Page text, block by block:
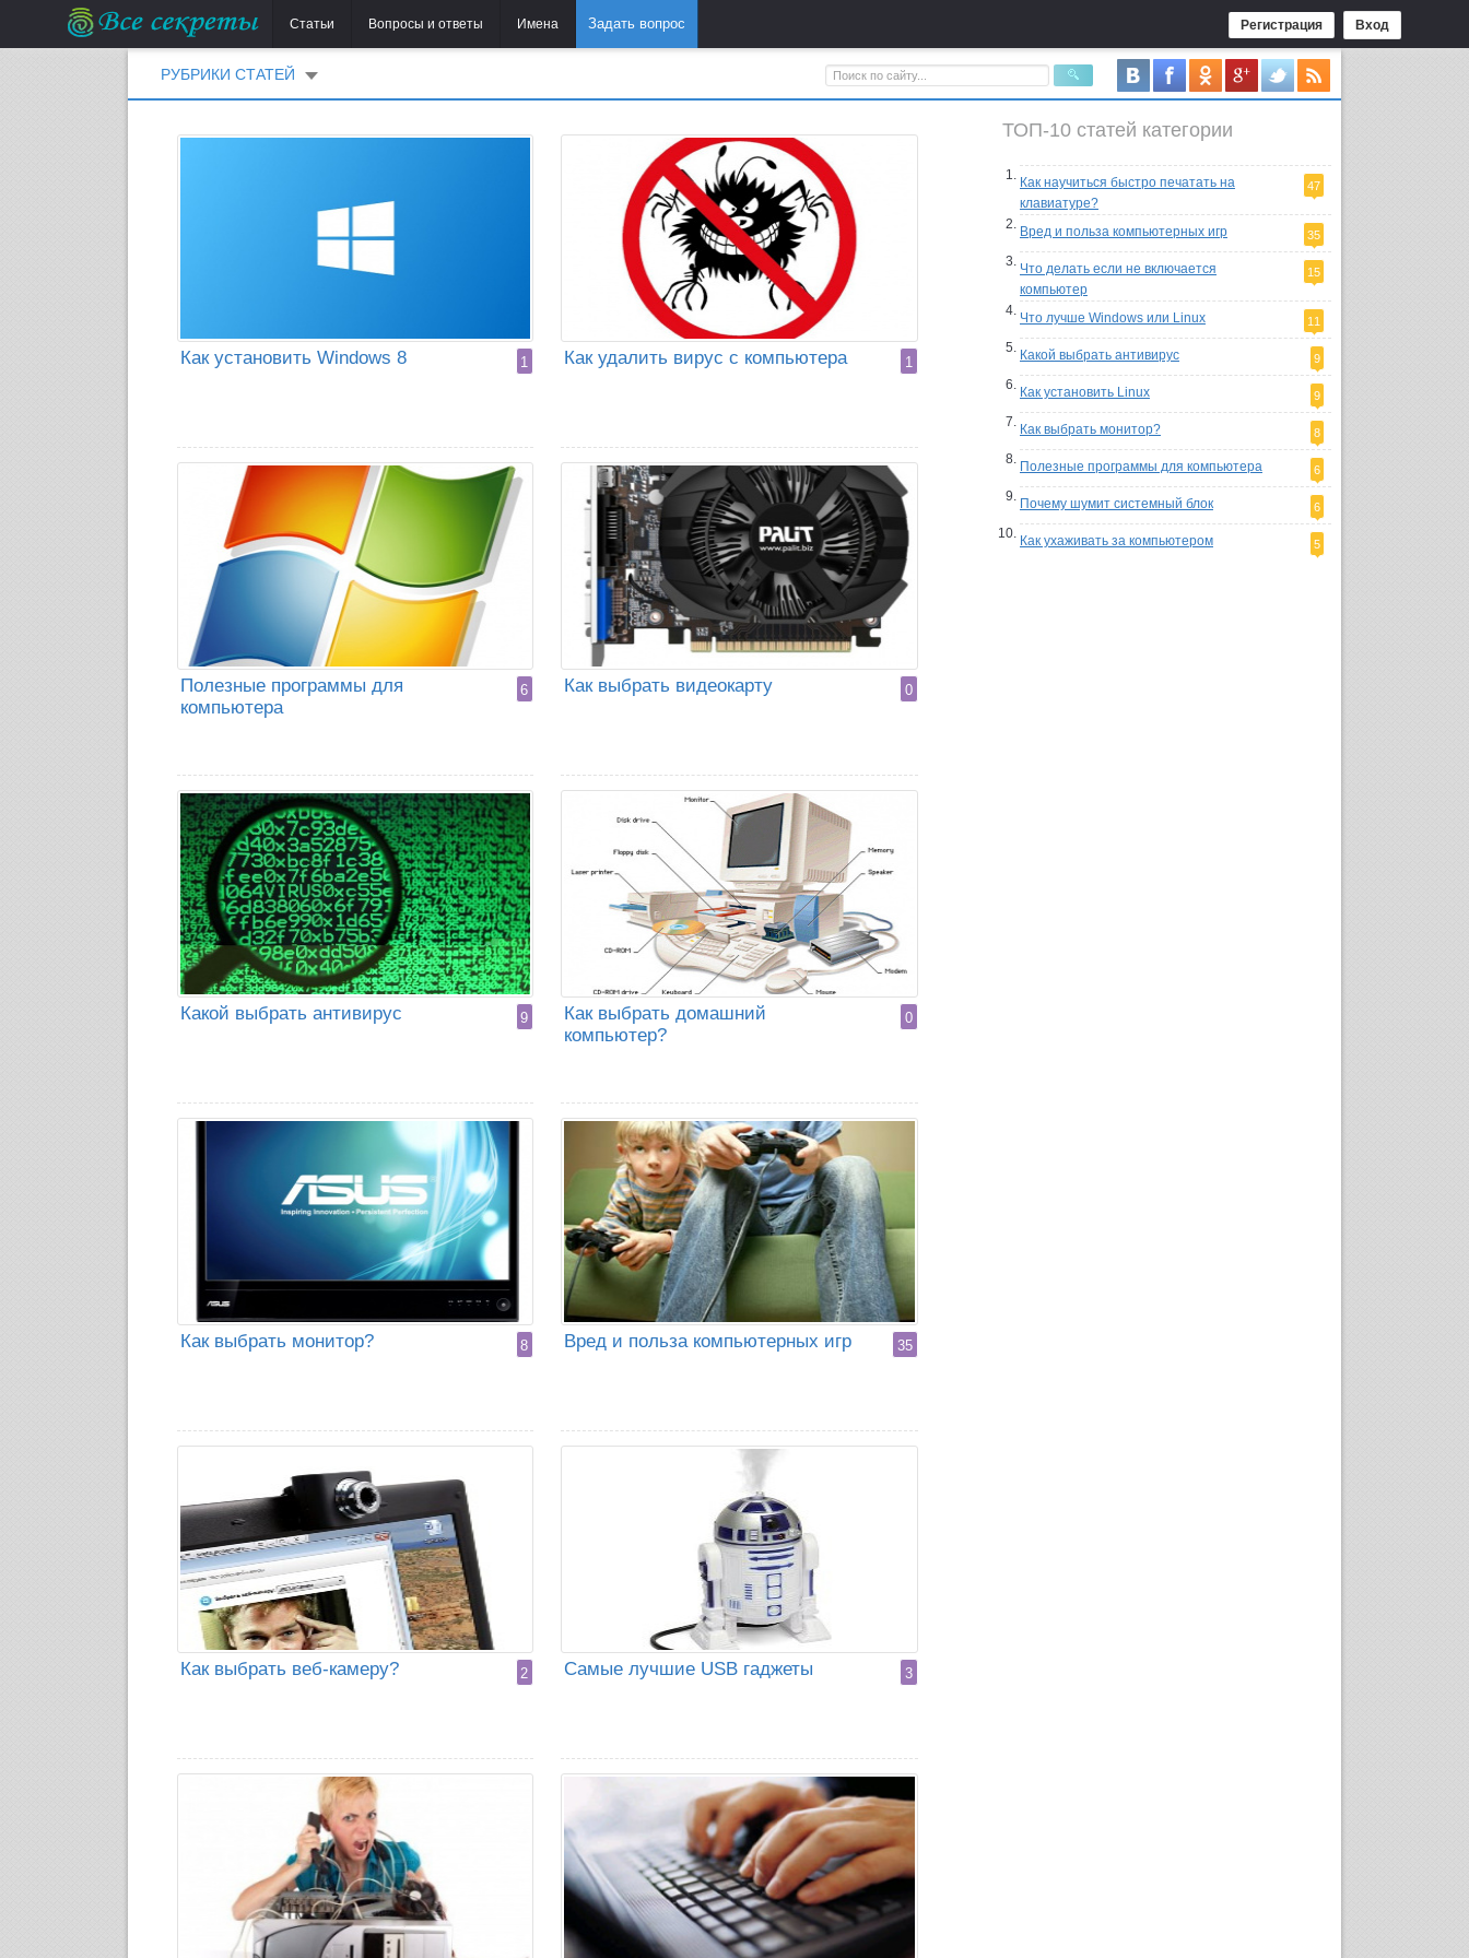
Регистрация Вход
Задать вопрос
Статьи Вопросы и ответы Имена
РУБРИКИ СТАТЕЙ
Как установить Windows 8 1 Как удалить вирус с компьютера 1
Полезные программы для
компьютера
6 Как выбрать видеокарту 0
Какой выбрать антивирус 9
Как выбрать домашний
компьютер?
0
Как выбрать монитор? 8 Вред и польза компьютерных игр 35
Как выбрать веб-камеру? 2 Самые лучшие USB гаджеты 3
ТОП-10 статей категории
Как научиться быстро печатать на
клавиатуре?
47
Вред и польза компьютерных игр 35
Что делать если не включается
компьютер
15
Что лучше Windows или Linux 11
Какой выбрать антивирус 9
Как установить Linux 9
Как выбрать монитор? 8
Полезные программы для компьютера 6
Почему шумит системный блок 6
Как ухаживать за компьютером 5